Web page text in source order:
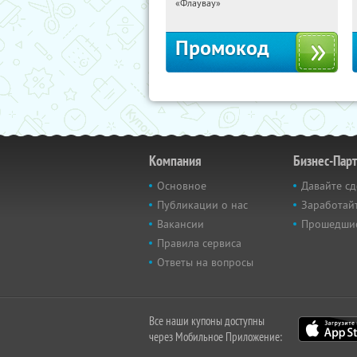
«Флаувау»
Промокод
Компания
Основное
Публикации о нас
Вакансии
Правила сервиса
Ответы на вопросы
Бизнес-
Давайте
Все наши купоны доступны
через Мобильное Приложение: